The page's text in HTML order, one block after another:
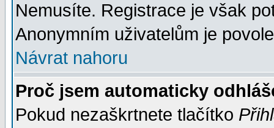
Nemusíte. Registrace je však
Anonymním uživatelům je
Návrat nahoru
Proč jsem automaticky
Pokud nezaškrtnete tlačítko